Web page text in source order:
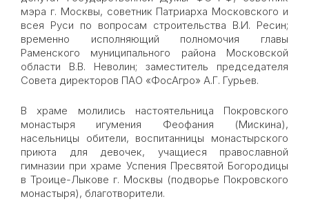
мэра г. Москвы, советник Патриарха Московского и
всея Руси по вопросам строительства В.И. Ресин;
временно исполняющий полномочия главы
Раменского муниципального района Московской
области В.В. Неволин; заместитель председателя
Совета директоров ПАО «ФосАгро» А.Г. Гурьев.
В храме молились настоятельница Покровского
монастыря игумения Феофания (Мискина),
насельницы обители, воспитанницы монастырского
приюта для девочек, учащиеся православной
гимназии при храме Успения Пресвятой Богородицы
в Троице-Лыкове г. Москвы (подворье Покровского
монастыря), благотворители.